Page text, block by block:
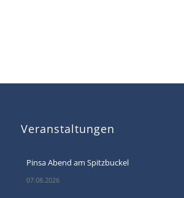
Veranstaltungen
Pinsa Abend am Spitzbuckel
07.08.2026